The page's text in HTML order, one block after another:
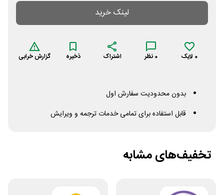
لینک خرید
0 لایک 0 نظر اشتراک ذخیره گزارش خرابی
بدون محدودیت سفارش اول
قابل استفاده برای تمامی خدمات ترجمه و ویرایش
تخفیف‌های مشابه